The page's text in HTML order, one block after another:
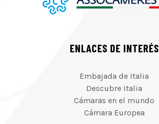
ENLACES DE INTERÉS
Embajada de Italia
Descubre Italia
Cámaras en el mundo
Cámara Europea